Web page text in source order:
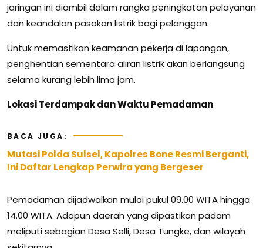
jaringan ini diambil dalam rangka peningkatan pelayanan
dan keandalan pasokan listrik bagi pelanggan.
Untuk memastikan keamanan pekerja di lapangan,
penghentian sementara aliran listrik akan berlangsung
selama kurang lebih lima jam.
Lokasi Terdampak dan Waktu Pemadaman
BACA JUGA:
Mutasi Polda Sulsel, Kapolres Bone Resmi Berganti,
Ini Daftar Lengkap Perwira yang Bergeser
Pemadaman dijadwalkan mulai pukul 09.00 WITA hingga
14.00 WITA. Adapun daerah yang dipastikan padam
meliputi sebagian Desa Selli, Desa Tungke, dan wilayah